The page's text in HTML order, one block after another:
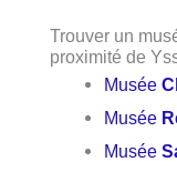
Trouver un
proximité de
Musée
Musée
Musée